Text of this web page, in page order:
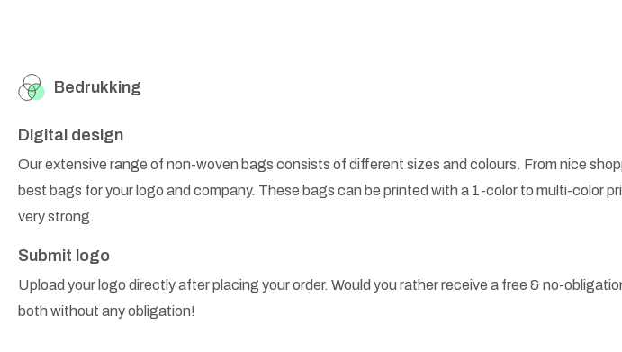
Bedrukking
Digital design
Our extensive range of non-woven bags consists of different sizes and colours. From nice
best bags for your logo and company. These bags can be printed with a 1-color to multi-
very strong.
Submit logo
Upload your logo directly after placing your order. Would you rather receive a free & no-
both without any obligation!